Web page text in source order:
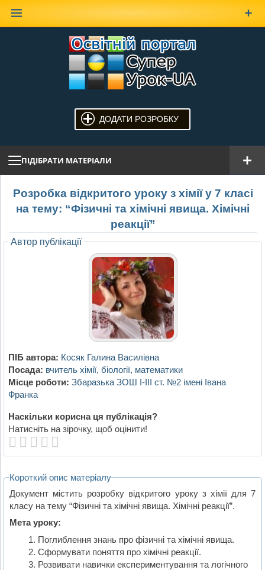
ДОДАТИ РОЗРОБКУ
ПІДІБРАТИ МАТЕРІАЛИ
Розробка відкритого уроку з хімії у 7 класі
на тему: “Фізичні та хімічні явища. Хімічні
реакції”
Автор публікації
ПІБ автора: Косяк Галина Василівна
Посада: вчитель хімії, біології, математики
Місце роботи: Збаразька ЗОШ І-ІІІ ст. №2 імені Івана
Франка
Наскільки корисна ця публікація?
Натисніть на зірочку, щоб оцінити!
Короткий опис матеріалу
Документ містить розробку відкритого уроку з хімії для 7
класу на тему “Фізичні та хімічні явища. Хімічні реакції”.
Мета уроку:
Поглиблення знань про фізичні та хімічні явища.
Сформувати поняття про хімічні реакції.
Розвивати навички експериментування та логічного